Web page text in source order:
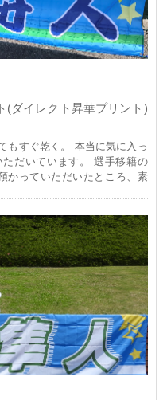
(ダイレクト昇華プリント)
もすぐ乾く。 本当に気に入っ
だいています。 選手移籍の
かっていただいたところ、素